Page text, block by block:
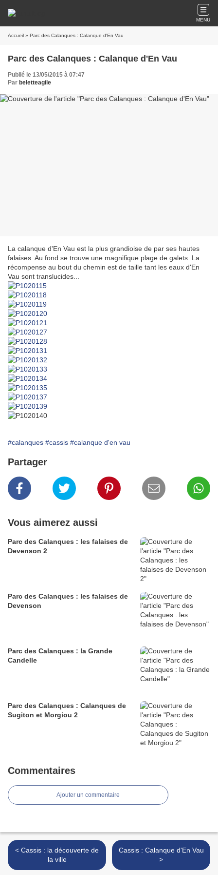
MENU
Accueil » Parc des Calanques : Calanque d'En Vau
Parc des Calanques : Calanque d'En Vau
Publié le 13/05/2015 à 07:47
Par beletteagile
La calanque d'En Vau est la plus grandioise de par ses hautes
falaises. Au fond se trouve une magnifique plage de galets. La
récompense au bout du chemin est de taille tant les eaux d'En
Vau sont translucides...
#calanques #cassis #calanque d'en vau
Partager
Vous aimerez aussi
Parc des Calanques : les falaises de
Devenson 2
Parc des Calanques : les falaises de
Devenson
Parc des Calanques : la Grande
Candelle
Parc des Calanques : Calanques de
Sugiton et Morgiou 2
Commentaires
Ajouter un commentaire
< Cassis : la découverte de
la ville
Cassis : Calanque d'En Vau
>